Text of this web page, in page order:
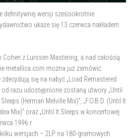
definitywnej wersji sześciokrotnie
ukaże się 13 czerwca nakładem
z Lurssen Mastering, a nad całością
metallica.com można już zamówić
się na nabyć „Load Remastered
od razu udostępnione zostaną utwory „Until
(Herman Melville Mix)”, „F.O.B.D. (Until It
Mix)” oraz „Until It Sleeps w koncertowej
1996 r.
wersjach – 2LP na 180-gramowych